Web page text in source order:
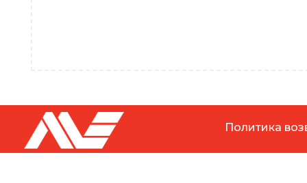
Политика